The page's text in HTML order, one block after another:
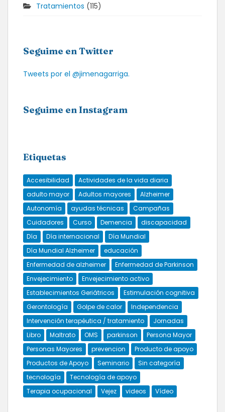
Tratamientos (115)
Seguime en Twitter
Tweets por el @jimenagarriga.
Seguime en Instagram
Etiquetas
Accesibilidad
Actividades de la vida diaria
adulto mayor
Adultos mayores
Alzheimer
Autonomía
ayudas técnicas
Campañas
Cuidadores
Curso Demencia
discapacidad
Día
Día internacional
Día Mundial
Día Mundial Alzheimer
educación
Enfermedad de alzheimer
Enfermedad de Parkinson
Envejecimiento
Envejecimiento activo
Establecimientos Geriátricos
Estimulación cognitiva
Gerontología
Golpe de calor
Independencia
Intervención terapéutica / tratamiento
Jornadas
Libro
Maltrato OMS parkinson
Persona Mayor
Personas Mayores
prevencion
Producto de apoyo
Productos de Apoyo
Seminario
Sin categoría
tecnología
Tecnología de apoyo
Terapia ocupacional
Vejez videos Vídeo